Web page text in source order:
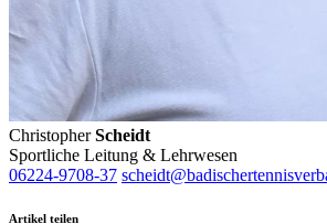
ChristopherScheidt
Sportliche Leitung & Lehrwesen
06224-9708-37
Artikel teilen